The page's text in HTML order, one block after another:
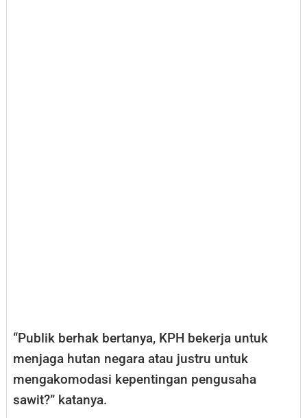
“Publik berhak bertanya, KPH bekerja untuk
menjaga hutan negara atau justru untuk
mengakomodasi kepentingan pengusaha
sawit?” katanya.